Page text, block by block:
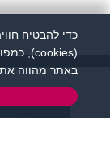
כדי להבטיח
(cookies), כמפורט בעמוד
באתר מהווה